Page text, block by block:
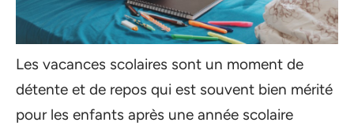
Les vacances scolaires sont un moment de
détente et de repos qui est souvent bien mérité
pour les enfants après une année scolaire